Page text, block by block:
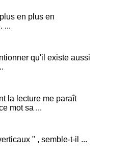
en plus en
...
qu'il existe aussi
la lecture me paraît
mot sa ...
" , semble-t-il ...